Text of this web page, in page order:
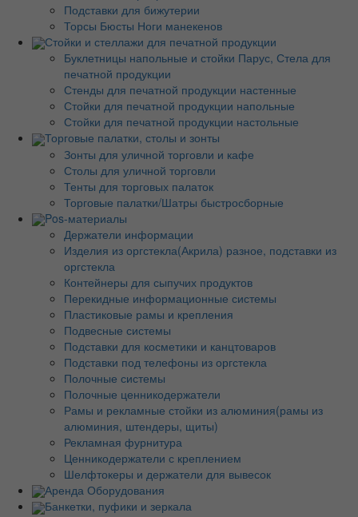
Подставки для бижутерии
Торсы Бюсты Ноги манекенов
Стойки и стеллажи для печатной продукции
Буклетницы напольные и стойки Парус, Стела для
печатной продукции
Стенды для печатной продукции настенные
Стойки для печатной продукции напольные
Стойки для печатной продукции настольные
Торговые палатки, столы и зонты
Зонты для уличной торговли и кафе
Столы для уличной торговли
Тенты для торговых палаток
Торговые палатки/Шатры быстросборные
Pos-материалы
Держатели информации
Изделия из оргстекла(Акрила) разное, подставки из
оргстекла
Контейнеры для сыпучих продуктов
Перекидные информационные системы
Пластиковые рамы и крепления
Подвесные системы
Подставки для косметики и канцтоваров
Подставки под телефоны из оргстекла
Полочные системы
Полочные ценникодержатели
Рамы и рекламные стойки из алюминия(рамы из
алюминия, штендеры, щиты)
Рекламная фурнитура
Ценникодержатели с креплением
Шелфтокеры и держатели для вывесок
Аренда Оборудования
Банкетки, пуфики и зеркала